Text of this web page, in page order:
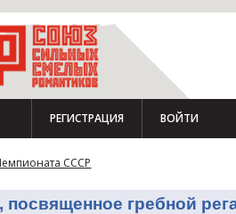
РЕГИСТРАЦИЯ ВОЙТИ
СССР
посвященное гребной